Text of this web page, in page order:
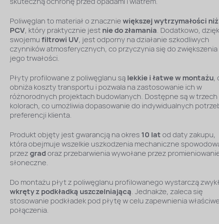
Poliwęglan to materiał o znaczniewiększej wytrzymałości niż
PCV, który praktycznie jestnie do złamania. Dodatkowo,
swojemufiltrowi UV, jest odporny na działanie szkodliwych
czynników atmosferycznych, co przyczynia się do zwiększenia
jego trwałości.
Płyty profilowane z poliwęglanu sąlekkie i łatwe w montażu,
obniża koszty transportu i pozwala na zastosowanie ich w
różnorodnych projektach budowlanych. Dostępne są w trzech
kolorach, co umożliwia dopasowanie do indywidualnych
preferencji klienta.
Produkt objęty jest gwarancją na okres 10 latod daty zakupu,
która obejmuje wszelkie uszkodzenia mechaniczne
przezgradoraz przebarwienia wywołane przez
słoneczne.
Do montażu płyt z poliwęglanu profilowanego wystarczą
wkręty z podkładką uszczelniającą. Jednakże, zaleca się
stosowanie podkładek pod płytę w celu zapewnienia
połączenia.